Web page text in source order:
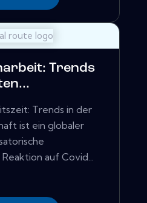
Trends
Trends in der
ist ein globaler
auf Covid...